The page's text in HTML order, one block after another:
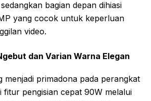
bagian depan dihiasi
yang cocok untuk keperluan
video.
dan Varian Warna Elegan
menjadi primadona pada perangkat
fitur pengisian cepat 90W melalui